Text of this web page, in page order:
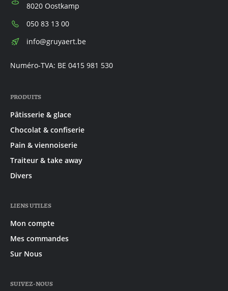
8020 Oostkamp
Téléphone:
050 83 13 00
E-
info@gruyaert.be
Numéro-TVA: BE 0415 981 530
PRODUITS
Pâtisserie & glace
Chocolat & confiserie
Pain & viennoiserie
Traiteur & take away
Divers
LIENS UTILES
Mon compte
Mes commandes
Sur Nous
SUIVEZ-NOUS